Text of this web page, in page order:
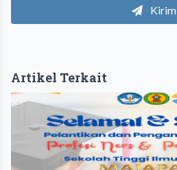
Kirim
Artikel Terkait